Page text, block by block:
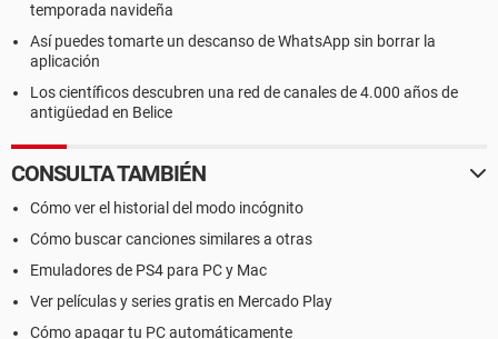
temporada navideña
Así puedes tomarte un descanso de WhatsApp sin borrar la
aplicación
Los científicos descubren una red de canales de 4.000 años de
antigüedad en Belice
CONSULTA TAMBIÉN
Cómo ver el historial del modo incógnito
Cómo buscar canciones similares a otras
Emuladores de PS4 para PC y Mac
Ver películas y series gratis en Mercado Play
Cómo apagar tu PC automáticamente